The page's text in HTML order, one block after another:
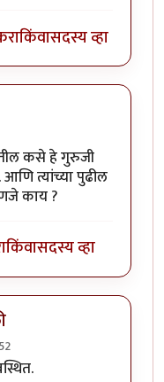
किंवासदस्य व्हा
कसे हे गुरुजी
त्यांच्या पुढील
काय ?
किंवासदस्य व्हा
by